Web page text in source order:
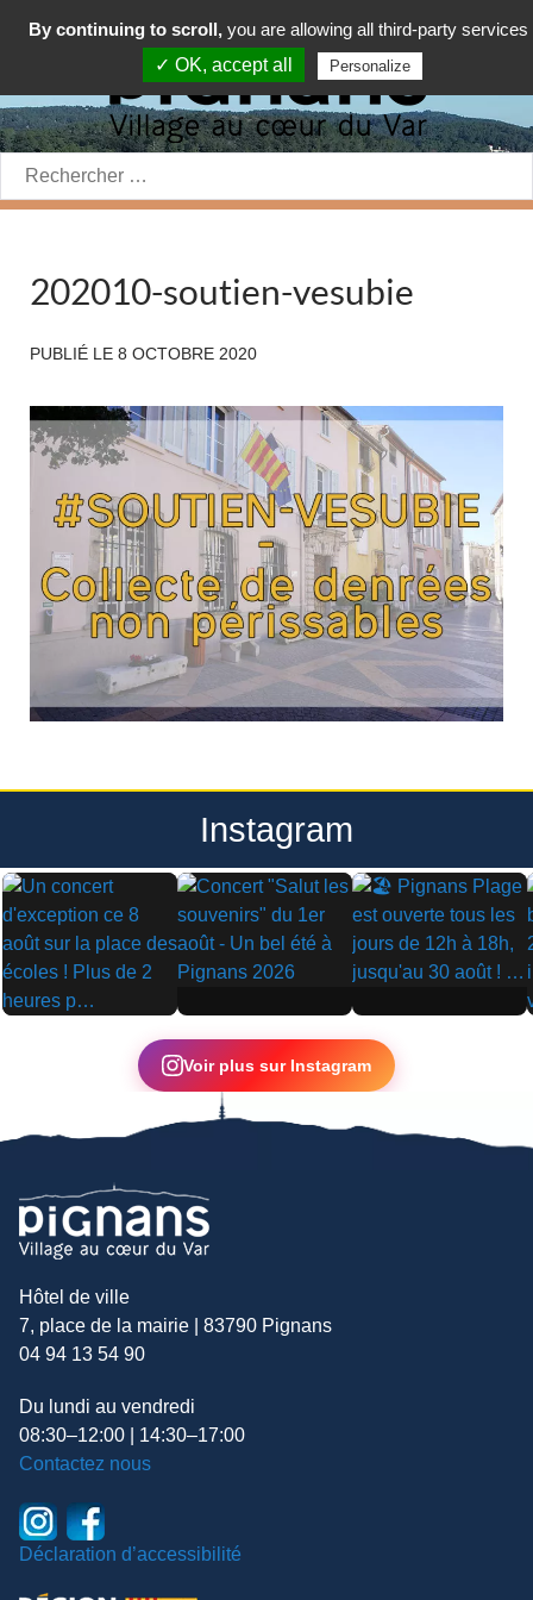
Rechercher:
202010-soutien-vesubie
PUBLIÉ LE 8 OCTOBRE 2020
Instagram
▶
▶ ▶
Voir plus sur Instagram
Hôtel de ville
7, place de la mairie | 83790 Pignans
04 94 13 54 90
Du lundi au vendredi
08:30–12:00 | 14:30–17:00
Contactez nous
Déclaration d’accessibilité
By continuing to scroll, you are allowing all third-party services
✓ OK, accept all
Personalize